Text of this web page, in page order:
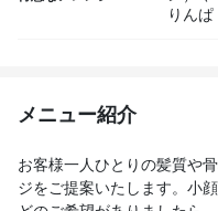
りんぱ
メニュー紹介
お客様一人ひとりの髪質や
ジをご提案いたします。小